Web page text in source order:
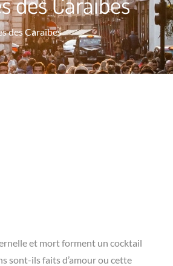
des Caraïbes
et mort forment un cocktail
sont-ils faits d’amour ou cette